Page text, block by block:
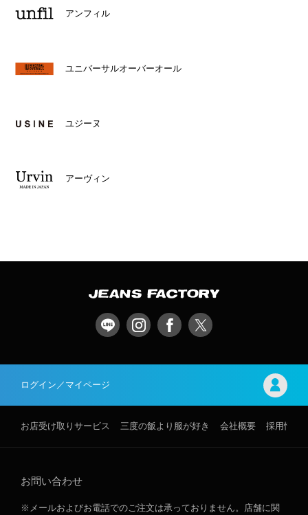
アンフィル
ユニバーサルオーバーオール
ユジーヌ
アーヴィン
ログイン／マイページ
お店受け取りサービス 三度の飯より服が好き 会社概要 採用情報
お問い合わせ
※メールおよびお電話でのご注文は承っておりません。店舗に関